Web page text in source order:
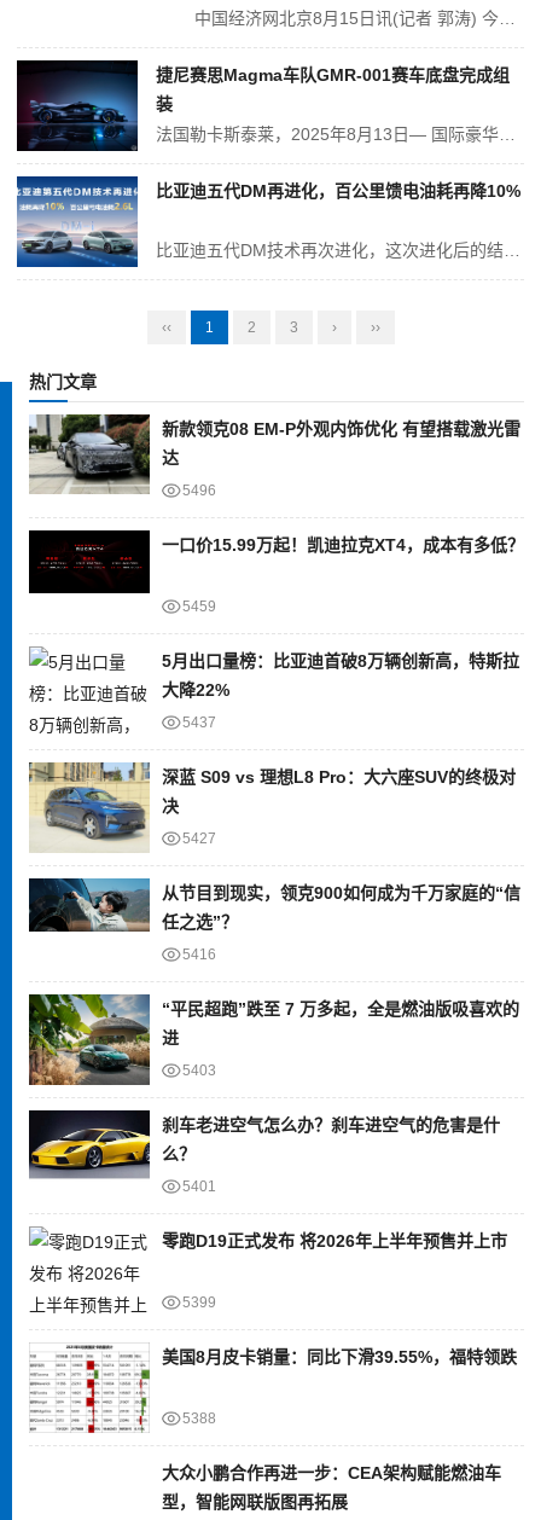
捷尼赛思Magma车队GMR-001赛车底盘完成组
装
比亚迪五代DM再进化，百公里馈电油耗再降10%
‹‹ 1 2 3 › ››
热门文章
新款领克08 EM-P外观内饰优化 有望搭载激光雷
达
5496
一口价15.99万起！凯迪拉克XT4，成本有多低？
5459
5月出口量榜：比亚迪首破8万辆创新高，特斯拉
大降22%
5437
深蓝 S09 vs 理想L8 Pro：大六座SUV的终极对
决
5427
从节目到现实，领克900如何成为千万家庭的“信
任之选”？
5416
“平民超跑”跌至 7 万多起，全是燃油版吸喜欢的
进
5403
刹车老进空气怎么办？刹车进空气的危害是什
么？
5401
零跑D19正式发布 将2026年上半年预售并上市
5399
美国8月皮卡销量：同比下滑39.55%，福特领跌
5388
大众小鹏合作再进一步：CEA架构赋能燃油车
型，智能网联版图再拓展